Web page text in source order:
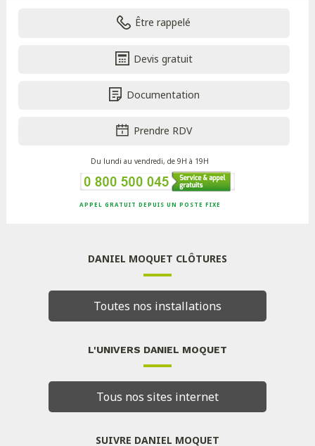
Être rappelé
Devis gratuit
Documentation
Prendre RDV
Du lundi au vendredi, de 9H à 19H
APPEL GRATUIT DEPUIS UN POSTE FIXE
DANIEL MOQUET CLÔTURES
Toutes nos installations
L'UNIVERS DANIEL MOQUET
Tous nos sites internet
SUIVRE DANIEL MOQUET